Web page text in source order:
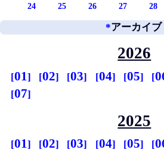
24 25 26 27 28
*アーカイブ
2026
01 02 03 04 05
07
2025
01 02 03 04 05